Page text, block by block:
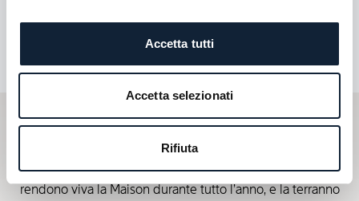
Accetta tutti
Accetta selezionati
Rifiuta
Iscriviti alla newsletter
Le newsletter Breguet le faranno scoprire le notizie che
rendono viva la Maison durante tutto l’anno, e la terranno